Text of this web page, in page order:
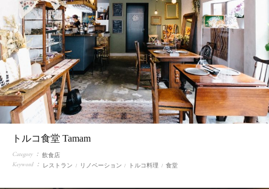
トルコ食堂 Tamam
Category 飲食店
Keyword レストラン リノベーション トルコ料理 食堂